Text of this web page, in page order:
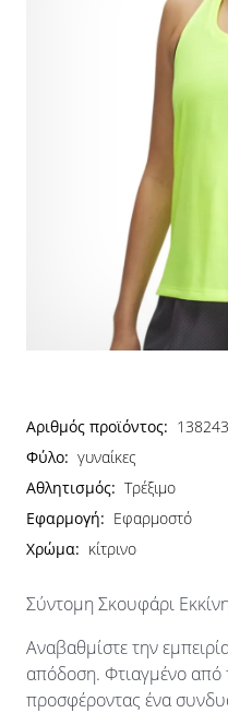
Αριθμός προϊόντος:
Φύλο: γυναίκες
Αθλητισμός: Τρέξιμο
Εφαρμογή: Εφαρμοστό
Χρώμα: κίτρινο
Σύντομη Σκουφάρι
Αναβαθμίστε την
απόδοση. Φτιαγμένο από
προσφέροντας ένα